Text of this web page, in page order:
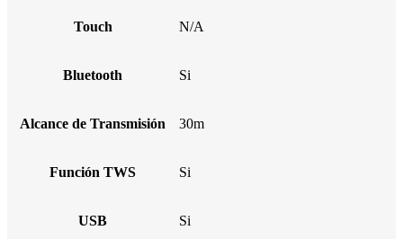
Touch N/A
Bluetooth Si
Alcance de Transmisión 30m
Función TWS Si
USB Si